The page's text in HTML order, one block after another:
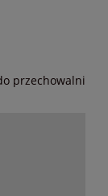
przechowalni